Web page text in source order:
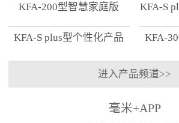
KFA-200型智慧家庭版 KFA-S
KFA-S plus型个性化产品
KFA-
进入产品频道>>
毫米+APP